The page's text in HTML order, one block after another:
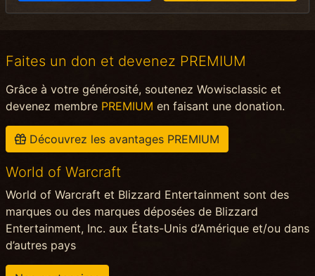
Faites un don et devenez PREMIUM
Grâce à votre générosité, soutenez Wowisclassic et
devenez membre PREMIUM en faisant une donation.
Découvrez les avantages PREMIUM
World of Warcraft
World of Warcraft et Blizzard Entertainment sont des
marques ou des marques déposées de Blizzard
Entertainment, Inc. aux États-Unis d’Amérique et/ou dans
d’autres pays